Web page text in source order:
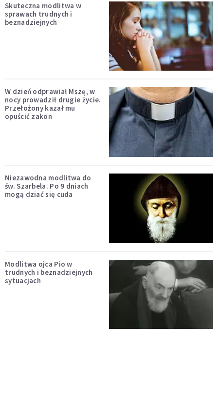
Skuteczna modlitwa w
sprawach trudnych i
beznadziejnych
W dzień odprawiał Mszę, w
nocy prowadził drugie życie.
Przełożony kazał mu
opuścić zakon
Niezawodna modlitwa do
św. Szarbela. Po 9 dniach
mogą dziać się cuda
Modlitwa ojca Pio w
trudnych i beznadziejnych
sytuacjach